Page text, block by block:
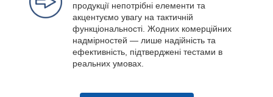
продукції непотрібні елементи та
акцентуємо увагу на тактичній
функціональності. Жодних комерційних
надмірностей — лише надійність та
ефективність, підтверджені тестами в
реальних умовах.